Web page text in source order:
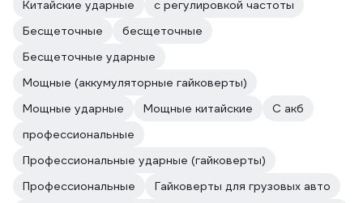
Китайские ударные
с регулировкой частоты
Бесщеточные
бесщеточные
Бесщеточные ударные
Мощные (аккумуляторные гайковерты)
Мощные ударные
Мощные китайские
С акб
профессиональные
Профессиональные ударные (гайковерты)
Профессиональные
Гайковерты для грузовых авто